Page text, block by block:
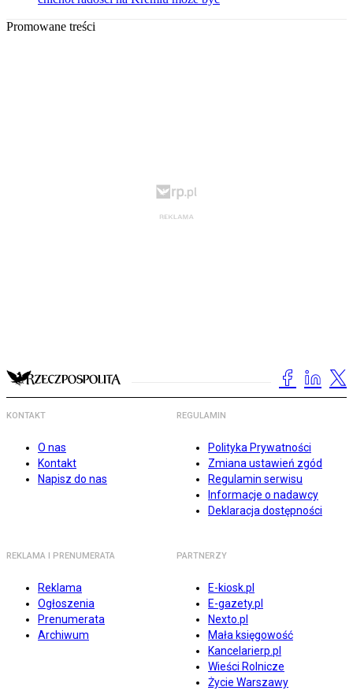
Promowane treści
KONTAKT
O nas
Kontakt
Napisz do nas
REGULAMIN
Polityka Prywatności
Zmiana ustawień zgód
Regulamin serwisu
Informacje o nadawcy
Deklaracja dostępności
REKLAMA I PRENUMERATA
Reklama
Ogłoszenia
Prenumerata
Archiwum
PARTNERZY
E-kiosk.pl
E-gazety.pl
Nexto.pl
Mała księgowość
Kancelarierp.pl
Wieści Rolnicze
Życie Warszawy